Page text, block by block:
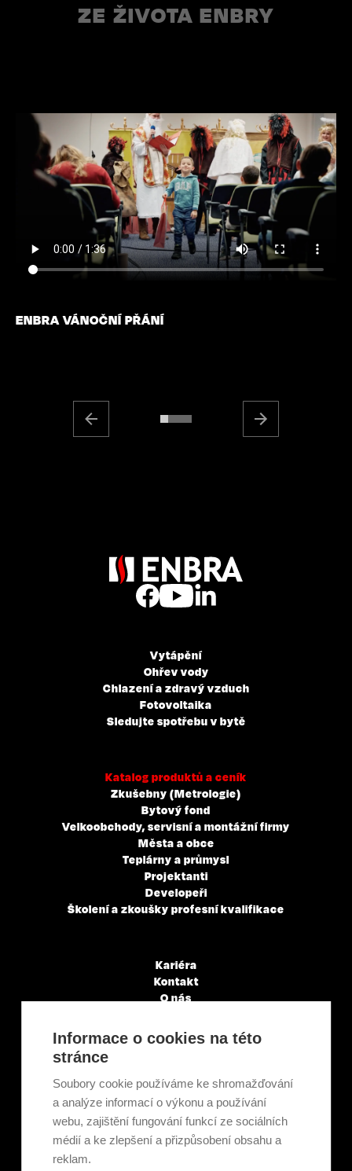
ZE ŽIVOTA ENBRY
ENBRA VÁNOČNÍ PŘÁNÍ
Vytápění
Ohřev vody
Chlazení a zdravý vzduch
Fotovoltaika
Sledujte spotřebu v bytě
Katalog produktů a ceník
Zkušebny (Metrologie)
Bytový fond
Velkoobchody, servisní a montážní firmy
Města a obce
Teplárny a průmysl
Projektanti
Developeři
Školení a zkoušky profesní kvalifikace
Kariéra
Kontakt
O nás
Články a novinky
GDPR & Cookies
Ekologická recyklace
Projekty EU
Intranet - Přihlášení
Přihlášení
Informace o cookies na této
stránce
Soubory cookie používáme ke shromažďování
a analýze informací o výkonu a používání
webu, zajištění fungování funkcí ze sociálních
médií a ke zlepšení a přizpůsobení obsahu a
reklam.